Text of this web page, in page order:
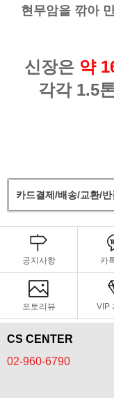
현무암을 깎아
신장은 약
각각 1.5
카드결제/배송/교환/반
공지사항 카
포토리뷰 VIP
CS CENTER
02-960-6790